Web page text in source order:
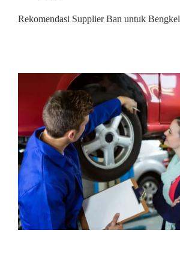
Rekomendasi Supplier Ban untuk Bengkel